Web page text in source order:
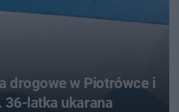
drogowe w Piotrówce i
36-latka ukarana